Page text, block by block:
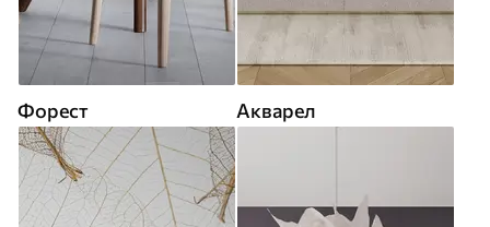
Форест Акварел